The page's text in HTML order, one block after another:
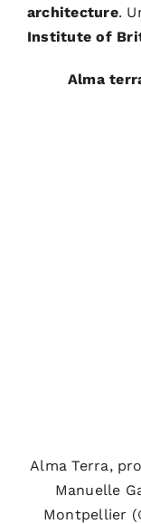
architecture.
Institute of
Alma
Alma Terra,
Manuelle
Montpellier